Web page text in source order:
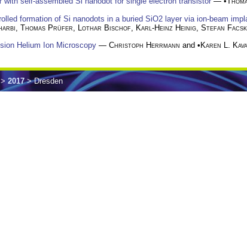
formation of Si nanodots in a buried SiO2 layer via ion-beam
Thomas Prüfer Lothar Bischof Karl-Heinz Heinig Stefan
Helium Ion Microscopy — Christoph Herrmann and •Karen L.
> 2017> Dresden